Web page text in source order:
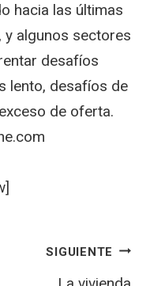
hacia las últimas
y algunos sectores
desafíos
lento, desafíos de
de oferta.
SIGUIENTE